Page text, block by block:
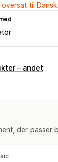
til Dansk
– andet
der passer